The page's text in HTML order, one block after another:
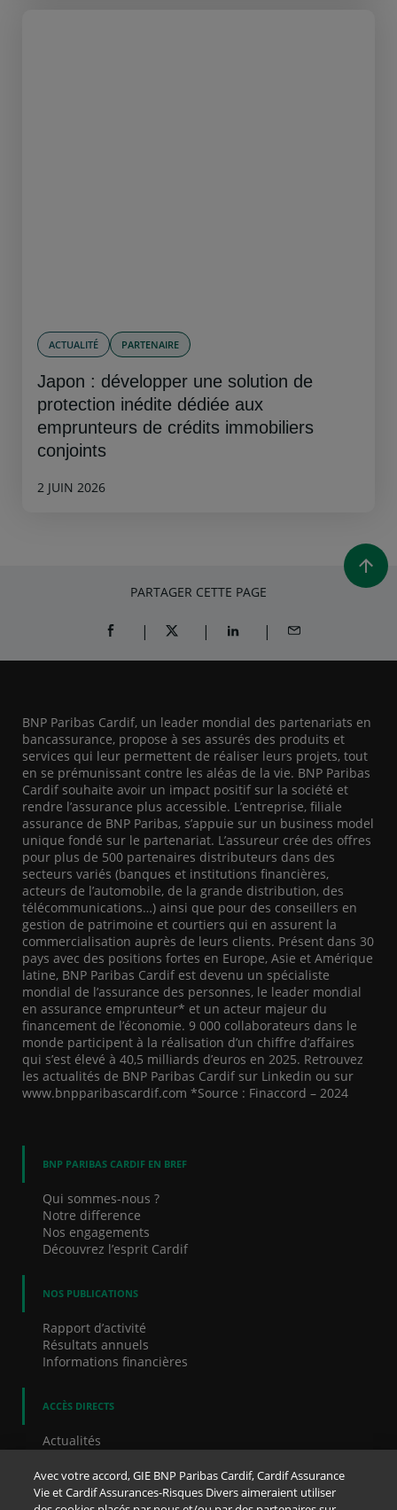
ACTUALITÉ PARTENAIRE
Japon : développer une solution de
protection inédite dédiée aux
emprunteurs de crédits immobiliers
conjoints
2 JUIN 2026
PARTAGER CETTE PAGE
PARTAGER SUR FACEBOOK (OUVRE UNE
PARTAGER SUR X (OUVRE UNE
PARTAGER SUR LINKEDIN
PARTAGER PAR
BNP Paribas Cardif, un leader mondial des partenariats en
bancassurance, propose à ses assurés des produits et
services qui leur permettent de réaliser leurs projets, tout
en se prémunissant contre les aléas de la vie. BNP Paribas
Cardif souhaite avoir un impact positif sur la société et
rendre l’assurance plus accessible. L’entreprise, filiale
assurance de BNP Paribas, s’appuie sur un business model
unique fondé sur le partenariat. L’assureur crée des offres
pour plus de 500 partenaires distributeurs dans des
secteurs variés (banques et institutions financières,
acteurs de l’automobile, de la grande distribution, des
télécommunications…) ainsi que pour des conseillers en
gestion de patrimoine et courtiers qui en assurent la
commercialisation auprès de leurs clients. Présent dans 30
pays avec des positions fortes en Europe, Asie et Amérique
latine, BNP Paribas Cardif est devenu un spécialiste
mondial de l’assurance des personnes, le leader mondial
en assurance emprunteur* et un acteur majeur du
financement de l’économie. 9 000 collaborateurs dans le
monde participent à la réalisation d’un chiffre d’affaires
qui s’est élevé à 40,5 milliards d’euros en 2025. Retrouvez
les actualités de BNP Paribas Cardif sur Linkedin ou sur
www.bnpparibascardif.com *Source : Finaccord – 2024
BNP PARIBAS CARDIF EN BREF
Qui sommes-nous ?
Notre difference
Nos engagements
Découvrez l’esprit Cardif
NOS PUBLICATIONS
Rapport d’activité
Résultats annuels
Informations financières
ACCÈS DIRECTS
Actualités
Nos offres d’emploi
Dispositif d'alerte
Avec votre accord, GIE BNP Paribas Cardif, Cardif Assurance
Vie et Cardif Assurances-Risques Divers aimeraient utiliser